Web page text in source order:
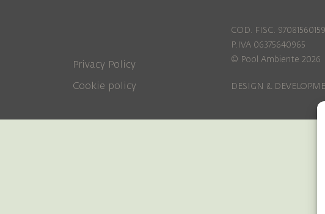
Privacy Policy
Cookie policy
COD. FISC. 97081560159
P.IVA 06375640965
© Pool Ambiente 2026
DESIGN &